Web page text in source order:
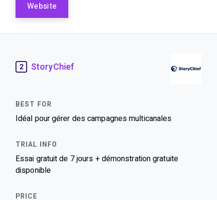
Website
2 StoryChief
Idéal pour gérer des campagnes multicanales
Essai gratuit de 7 jours + démonstration gratuite
disponible